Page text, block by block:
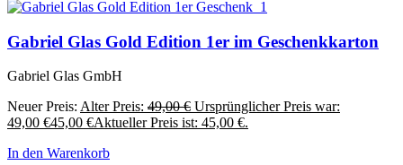
Gabriel Glas Gold Edition 1er im Geschenkkarton
Gabriel Glas GmbH
Neuer Preis: Alter Preis: 49,00€ Ursprünglicher Preis war:
49,00 €45,00 €Aktueller Preis ist: 45,00 €.
In den Warenkorb